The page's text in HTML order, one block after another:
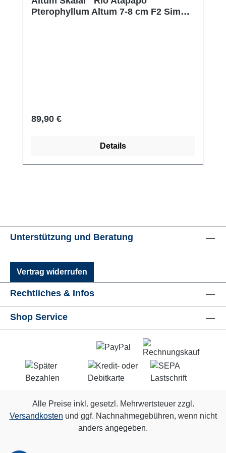
Pterophyllum Altum 7-8 cm F2 Simon
Regulärer Preis:
89,90 €
Details
Unterstützung und Beratung
Vertrag widerrufen
Rechtliches & Infos
Shop Service
Alle Preise inkl. gesetzl. Mehrwertsteuer zzgl.
Versandkosten und ggf. Nachnahmegebühren, wenn nicht
anders angegeben.